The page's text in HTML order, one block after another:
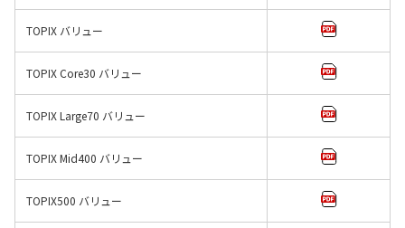
TOPIX バリュー
TOPIX Core30 バリュー
TOPIX Large70 バリュー
TOPIX Mid400 バリュー
TOPIX500 バリュー